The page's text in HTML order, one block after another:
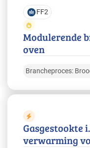
Modulerende
oven
Brancheproces:
FF2
Gasgestookte
verwarming